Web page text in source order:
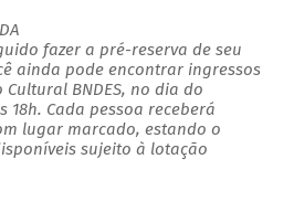
fazer a pré-reserva de seu
ainda pode encontrar ingressos
BNDES, no dia do
Cada pessoa receberá
lugar marcado, estando o
sujeito à lotação